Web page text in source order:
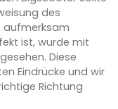
des
aufmerksam
ist, wurde mit
Diese
Eindrücke und wir
Richtung